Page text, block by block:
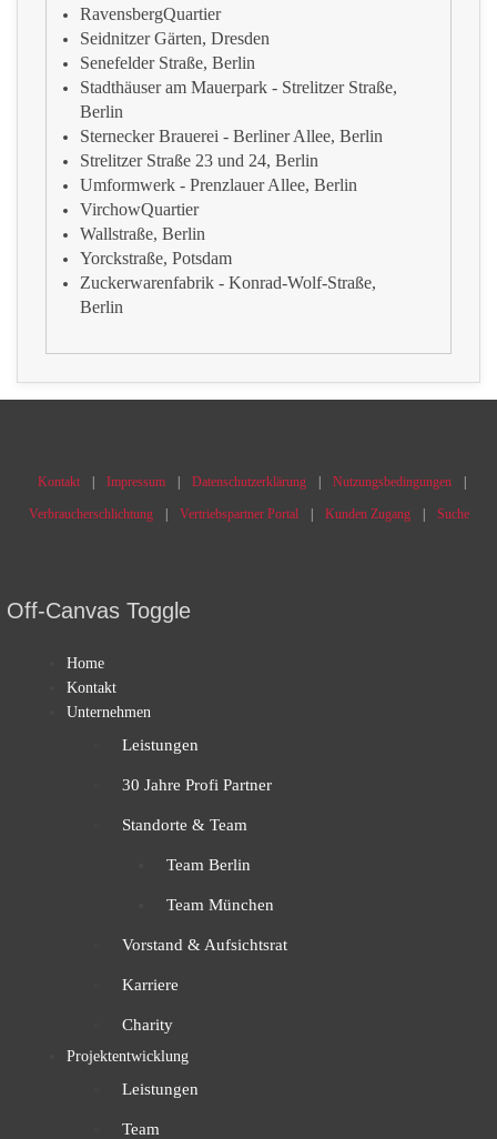
RavensbergQuartier
Seidnitzer Gärten, Dresden
Senefelder Straße, Berlin
Stadthäuser am Mauerpark - Strelitzer Straße,
Berlin
Sternecker Brauerei - Berliner Allee, Berlin
Strelitzer Straße 23 und 24, Berlin
Umformwerk - Prenzlauer Allee, Berlin
VirchowQuartier
Wallstraße, Berlin
Yorckstraße, Potsdam
Zuckerwarenfabrik - Konrad-Wolf-Straße,
Berlin
Kontakt Impressum Datenschutzerklärung Nutzungsbedingungen
Verbraucherschlichtung Vertriebspartner Portal Kunden Zugang Suche
Off-Canvas Toggle
Home
Kontakt
Unternehmen
Leistungen
30 Jahre Profi Partner
Standorte & Team
Team Berlin
Team München
Vorstand & Aufsichtsrat
Karriere
Charity
Projektentwicklung
Leistungen
Team